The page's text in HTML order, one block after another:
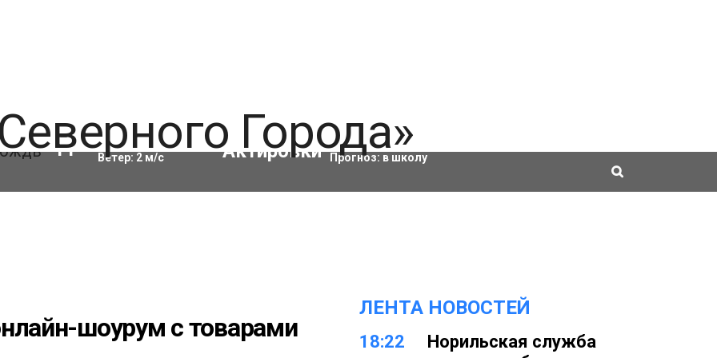
11 °C Влажность:97%
Ветер: 2м/с
Актировки
Прогноз: в школу
шоурум с товарами
ЛЕНТА НОВОСТЕЙ
18:22
Норильская служба